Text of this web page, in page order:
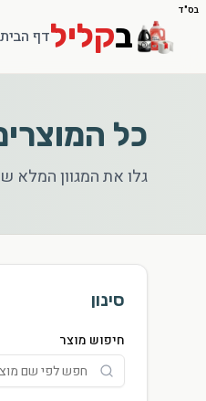
בס"ד
בקלילדף הבית
כל
גלו את המגוון המלא
סינון
חיפוש מוצר